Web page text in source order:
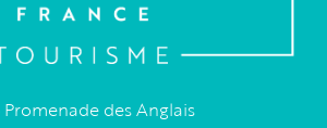
Promenade des Anglais